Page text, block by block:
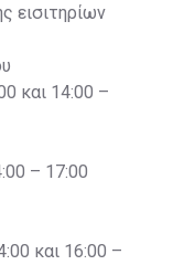
εισιτηρίων
και 14:00 –
– 17:00
και 16:00 –